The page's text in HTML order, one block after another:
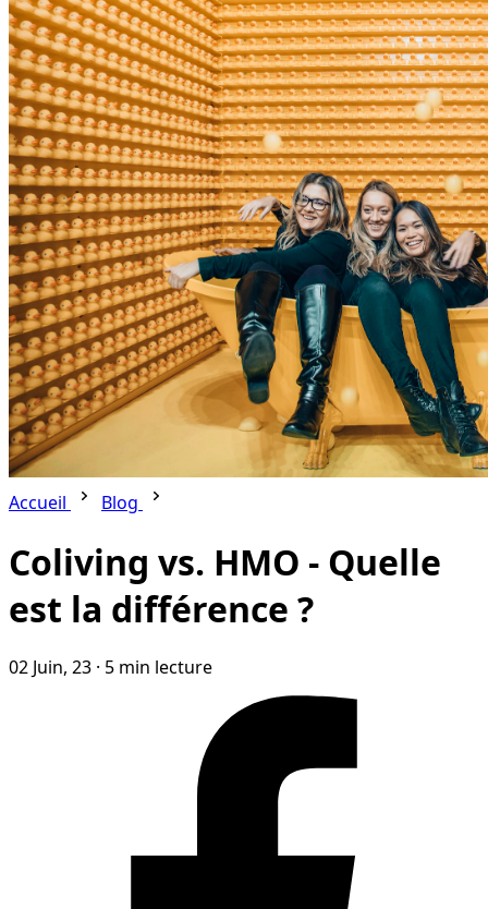
Accueil Blog
Coliving vs. HMO - Quelle
est la différence ?
02 Juin, 23 · 5 min lecture